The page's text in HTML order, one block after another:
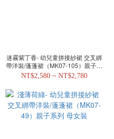
迷霧紫丁香- 幼兒童拼接紗裙 交叉綁
帶洋裝/蓬蓬裙（MK07-105）親子系
列 母女裝
NT$2,580 ~ NT$2,780